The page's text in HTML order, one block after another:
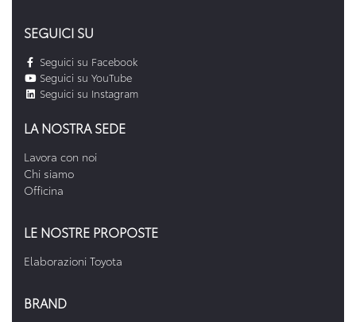
SEGUICI SU
Seguici su Facebook
Seguici su YouTube
Seguici su Instagram
LA NOSTRA SEDE
Lavora con noi
Chi siamo
Officina
LE NOSTRE PROPOSTE
Elaborazioni Toyota
BRAND